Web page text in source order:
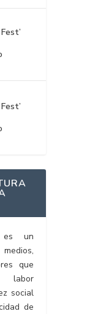
es un
que
social
de